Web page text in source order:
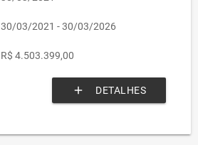
30/03/2021 - 30/03/2026
R$ 4.503.399,00
add DETALHES